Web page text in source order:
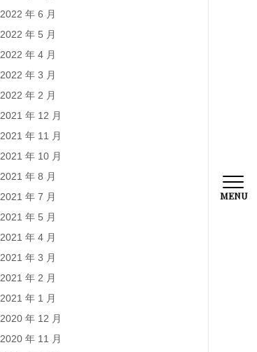
2022 年 6 月
2022 年 5 月
2022 年 4 月
2022 年 3 月
2022 年 2 月
2021 年 12 月
2021 年 11 月
2021 年 10 月
2021 年 8 月
2021 年 7 月
2021 年 5 月
2021 年 4 月
2021 年 3 月
2021 年 2 月
2021 年 1 月
2020 年 12 月
2020 年 11 月